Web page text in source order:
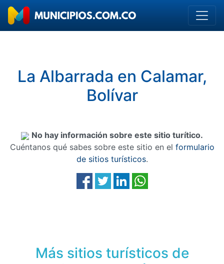
La Albarrada en Calamar,
Bolívar
No hay información sobre este sitio turítico.
Cuéntanos qué sabes sobre este sitio en el formulario
de sitios turísticos.
Más sitios turísticos de